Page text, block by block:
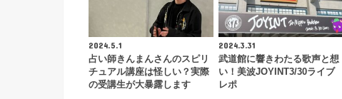
2024.5.1
占い師きんまんさんのスピリ
チュアル講座は怪しい？実際
の受講生が大暴露します
2024.3.31
武道館に響きわたる歌声と想
い！美波JOYINT3/30ライブ
レポ